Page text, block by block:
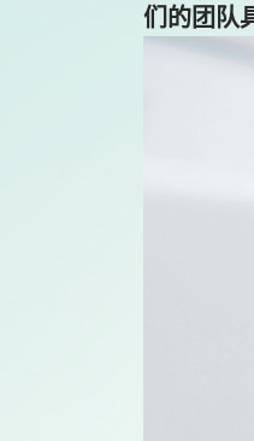
们的团队